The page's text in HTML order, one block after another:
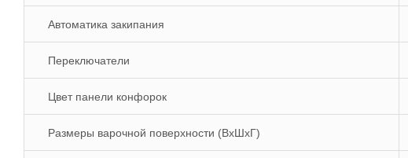
Автоматика закипания
Переключатели
Цвет панели конфорок
Размеры варочной поверхности (ВхШхГ)